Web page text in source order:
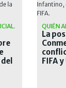
QUIÉN
La
FIFA